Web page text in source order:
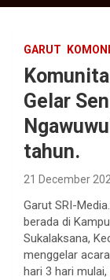
GARUT
Gelar
tahun.
21 December
Garut SRI-
berada di
Sukalaksana,
menggelar
hari 3 hari